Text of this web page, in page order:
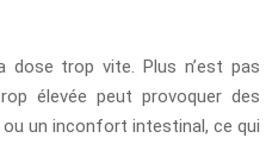
dose trop vite. Plus n’est pas
élevée peut provoquer des
un inconfort intestinal, ce qui